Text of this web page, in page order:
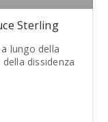
Sterling
lungo della
dissidenza